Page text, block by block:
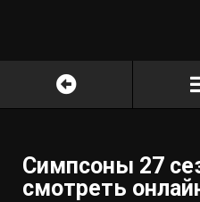
Симпсоны 27
смотреть